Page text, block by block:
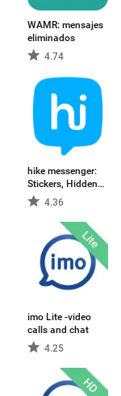
WAMR: mensajes
eliminados
4.74
hike messenger:
Stickers, Hidden
Chat, Timeline
4.36
imo Lite -video
calls and chat
4.25